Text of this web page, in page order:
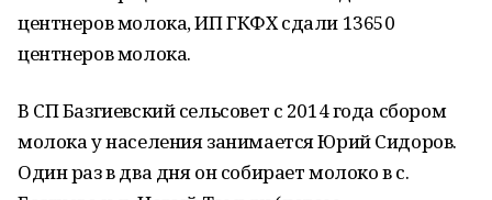
центнеров молока, ИП ГКФХ сдали 13650
центнеров молока.
В СП Базгиевский сельсовет с 2014 года сбором
молока у населения занимается Юрий Сидоров.
Один раз в два дня он собирает молоко в с.